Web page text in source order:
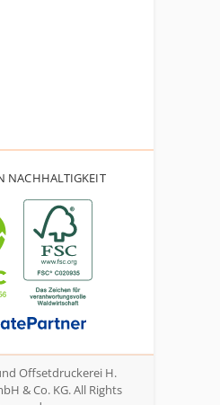
NACHHALTIGKEIT
Offsetdruckerei H.
& Co. KG. All Rights